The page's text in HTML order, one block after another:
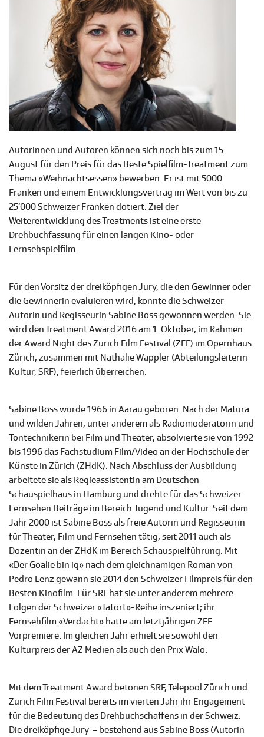
Autorinnen und Autoren können sich noch bis zum 15.
August für den Preis für das Beste Spielfilm-Treatment zum
Thema «Weihnachtsessen» bewerben. Er ist mit 5000
Franken und einem Entwicklungsvertrag im Wert von bis zu
25‘000 Schweizer Franken dotiert. Ziel der
Weiterentwicklung des Treatments ist eine erste
Drehbuchfassung für einen langen Kino- oder
Fernsehspielfilm.
Für den Vorsitz der dreiköpfigen Jury, die den Gewinner oder
die Gewinnerin evaluieren wird, konnte die Schweizer
Autorin und Regisseurin Sabine Boss gewonnen werden. Sie
wird den Treatment Award 2016 am 1. Oktober, im Rahmen
der Award Night des Zurich Film Festival (ZFF) im Opernhaus
Zürich, zusammen mit Nathalie Wappler (Abteilungsleiterin
Kultur, SRF), feierlich überreichen.
Sabine Boss wurde 1966 in Aarau geboren. Nach der Matura
und wilden Jahren, unter anderem als Radiomoderatorin und
Tontechnikerin bei Film und Theater, absolvierte sie von 1992
bis 1996 das Fachstudium Film/Video an der Hochschule der
Künste in Zürich (ZHdK). Nach Abschluss der Ausbildung
arbeitete sie als Regieassistentin am Deutschen
Schauspielhaus in Hamburg und drehte für das Schweizer
Fernsehen Beiträge im Bereich Jugend und Kultur. Seit dem
Jahr 2000 ist Sabine Boss als freie Autorin und Regisseurin
für Theater, Film und Fernsehen tätig, seit 2011 auch als
Dozentin an der ZHdK im Bereich Schauspielführung. Mit
«Der Goalie bin ig» nach dem gleichnamigen Roman von
Pedro Lenz gewann sie 2014 den Schweizer Filmpreis für den
Besten Kinofilm. Für SRF hat sie unter anderem mehrere
Folgen der Schweizer «Tatort»-Reihe inszeniert; ihr
Fernsehfilm «Verdacht» hatte am letztjährigen ZFF
Vorpremiere. Im gleichen Jahr erhielt sie sowohl den
Kulturpreis der AZ Medien als auch den Prix Walo.
Mit dem Treatment Award betonen SRF, Telepool Zürich und
Zurich Film Festival bereits im vierten Jahr ihr Engagement
für die Bedeutung des Drehbuchschaffens in der Schweiz.
Die dreiköpfige Jury – bestehend aus Sabine Boss (Autorin